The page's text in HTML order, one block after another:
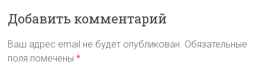
Добавить комментарий
Ваш адрес email не будет опубликован. Обязательные
поля помечены*